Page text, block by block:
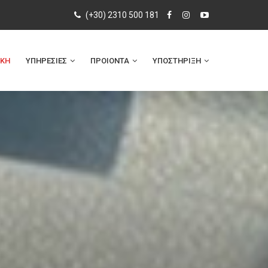
(+30) 2310 500 181
ΥΠΗΡΕΣΙΕΣ ΠΡΟΙΟΝΤΑ ΥΠΟΣΤΗΡΙΞΗ